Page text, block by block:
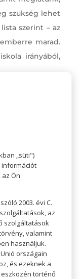
szükség lehet
szerint – az
marad.
irányából,
ne
„süti")
információt
Ön
2003. évi C.
az
szolgáltatások
valamint
használjuk.
országain
és ezeknek a
történő